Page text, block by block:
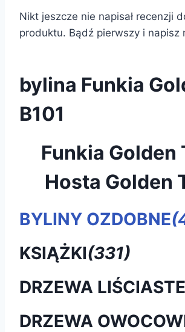
Nikt jeszcze nie napisał recenzji
produktu. Bądź pierwszy i napisz
bylina Funkia
B101
Funkia Golden
Hosta Golden
BYLINY OZDOBNE
KSIĄŻKI(331)
DRZEWA LIŚCIASTE
DRZEWA